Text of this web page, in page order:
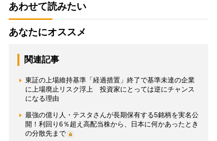
あわせて読みたい
あなたにオススメ
関連記事
東証の上場維持基準「経過措置」終了で基準未達の企業
に上場廃止リスク浮上 投資家にとっては逆にチャンス
になる理由
最強の億り人・テスタさんが長期保有する5銘柄を実名公
開！利回り6％超え高配当株から、日本に何かあったとき
の分散先まで